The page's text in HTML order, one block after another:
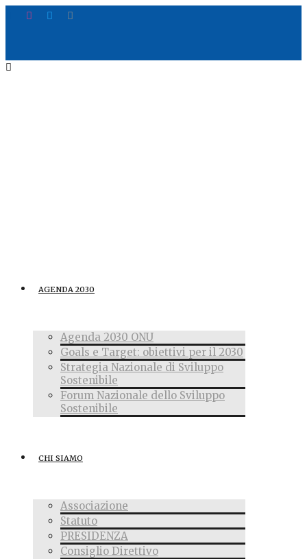
AGENDA 2030
Agenda 2030 ONU
Goals e Target: obiettivi per il 2030
Strategia Nazionale di Sviluppo
Sostenibile
Forum Nazionale dello Sviluppo
Sostenibile
CHI SIAMO
Associazione
Statuto
PRESIDENZA
Consiglio Direttivo